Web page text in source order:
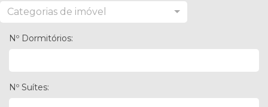
Categorias de imóvel
Nº Dormitórios:
Nº Suítes: